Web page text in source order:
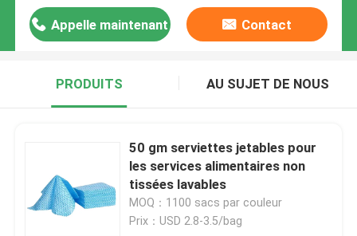
Appelle maintenant Contact
PRODUITS AU SUJET DE NOUS
50 gm serviettes jetables pour
les services alimentaires non
tissées lavables
MOQ：1100 sacs par couleur
Prix：USD 2.8-3.5/bag